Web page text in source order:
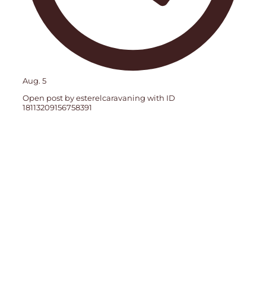
Aug. 5
Open post by esterelcaravaning with ID
18113209156758391